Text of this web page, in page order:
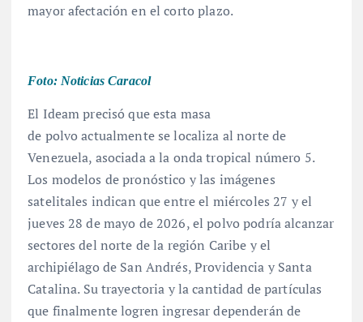
mayor afectación en el corto plazo.
Foto: Noticias Caracol
El Ideam precisó que esta masa
de polvo actualmente se localiza al norte de
Venezuela, asociada a la onda tropical número 5.
Los modelos de pronóstico y las imágenes
satelitales indican que entre el miércoles 27 y el
jueves 28 de mayo de 2026, el polvo podría alcanzar
sectores del norte de la región Caribe y el
archipiélago de San Andrés, Providencia y Santa
Catalina. Su trayectoria y la cantidad de partículas
que finalmente logren ingresar dependerán de